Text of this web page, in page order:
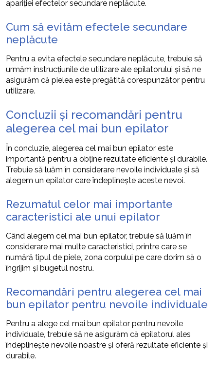
apariției efectelor secundare neplăcute.
Cum să evităm efectele secundare
neplăcute
Pentru a evita efectele secundare neplăcute, trebuie să
urmăm instrucțiunile de utilizare ale epilatorului și să ne
asigurăm că pielea este pregătită corespunzător pentru
utilizare.
Concluzii și recomandări pentru
alegerea cel mai bun epilator
În concluzie, alegerea cel mai bun epilator este
importantă pentru a obține rezultate eficiente și durabile.
Trebuie să luăm în considerare nevoile individuale și să
alegem un epilator care îndeplinește aceste nevoi.
Rezumatul celor mai importante
caracteristici ale unui epilator
Când alegem cel mai bun epilator, trebuie să luăm în
considerare mai multe caracteristici, printre care se
numără tipul de piele, zona corpului pe care dorim să o
îngrijim și bugetul nostru.
Recomandări pentru alegerea cel mai
bun epilator pentru nevoile individuale
Pentru a alege cel mai bun epilator pentru nevoile
individuale, trebuie să ne asigurăm că epilatorul ales
îndeplinește nevoile noastre și oferă rezultate eficiente și
durabile.